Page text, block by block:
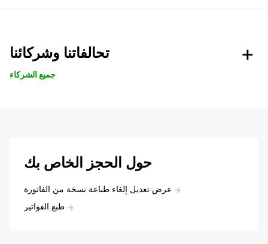
تحالفاتنا وشركائنا
جميع الشركاء
حول الحجز الخاص بك
عرض تعديل إلغاء طباعة نسخة من الفاتورة
طبع الفواتير